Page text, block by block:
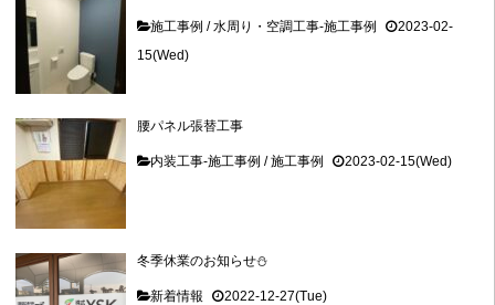
施工事例 /水周り・空調工事-施工事例
2023-02-
15(Wed)
腰パネル張替工事
内装工事-施工事例 /施工事例 2023-02-15(Wed)
冬季休業のお知らせ⛄
新着情報 2022-12-27(Tue)